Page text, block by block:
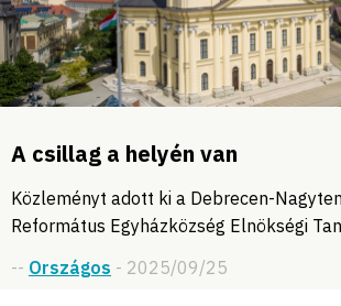
A csillag a helyén van
Közleményt adott ki a Debrecen-
Református Egyházközség Elnökségi
-- Országos - 2025/09/25